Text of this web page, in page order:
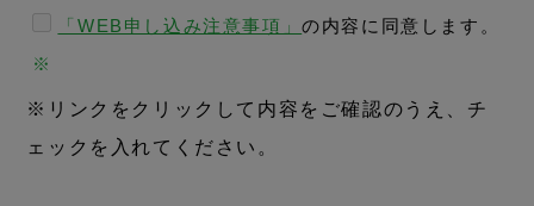
「WEB申し込み注意事項」の内容に同意します。
※
※リンクをクリックして内容をご確認のうえ、チ
ェックを入れてください。